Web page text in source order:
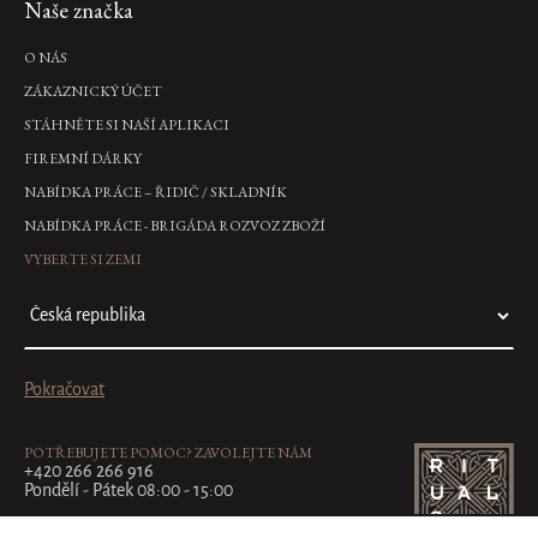
okamžik štěstí.
Naše značka
O NÁS
ZÁKAZNICKÝ ÚČET
STÁHNĚTE SI NAŠÍ APLIKACI
FIREMNÍ DÁRKY
NABÍDKA PRÁCE – ŘIDIČ / SKLADNÍK
NABÍDKA PRÁCE - BRIGÁDA ROZVOZ ZBOŽÍ
VYBERTE SI ZEMI
Pokračovat
POTŘEBUJETE POMOC? ZAVOLEJTE NÁM
+420 266 266 916
Pondělí - Pátek 08:00 - 15:00